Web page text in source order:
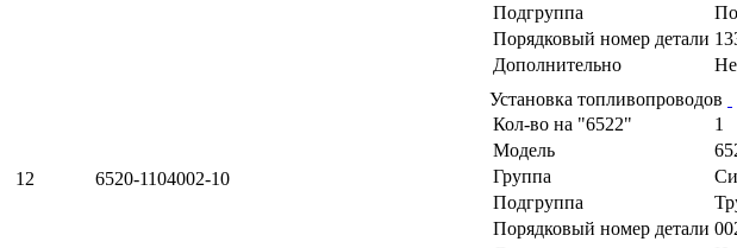
Подгруппа
Порядковый номер детали
Дополнительно
12 6520-1104002-10
Установка топливопроводов
Кол-во на "6522"
1
Модель
Группа
Подгруппа
Порядковый номер детали